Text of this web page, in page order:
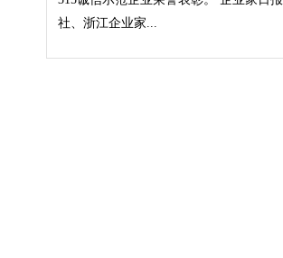
社、浙江企业家...